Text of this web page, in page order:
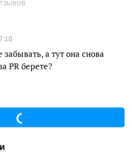
а тут она снова
PR берете?